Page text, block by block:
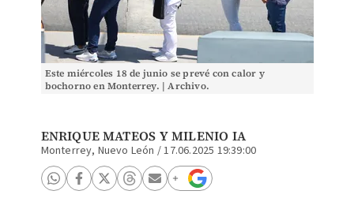
Este miércoles 18 de junio se prevé con calor y
bochorno en Monterrey. | Archivo.
ENRIQUE MATEOS Y MILENIO IA
Monterrey, Nuevo León /17.06.2025 19:39:00